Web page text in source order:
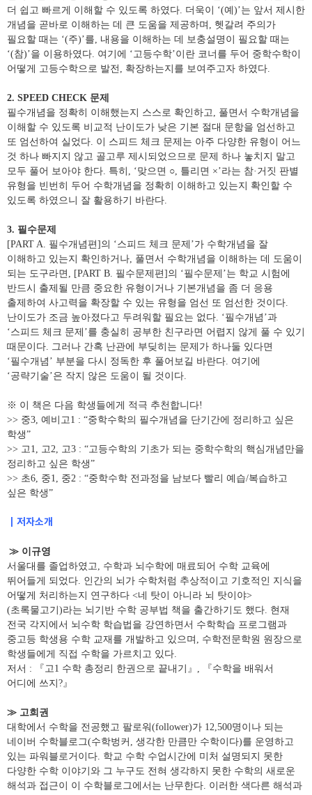
더 쉽고 빠르게 이해할 수 있도록 하였다. 더욱이 ‘(예 )’는 앞서 제시한
개념을 곧바로 이해하는 데 큰 도움을 제공하며 , 헷갈려 주의가
필요할 때는 ‘(주)’를, 내용을 이해하는 데 보충설명이 필요할 때는
‘(참)’을 이용하였다. 여기에 ‘고등수학’이란 코너를 두어 중학수학이
어떻게 고등수학으로 발전 , 확장하는지를 보여주고자 하였다.
2. SPEED CHECK 문제
필수개념을 정확히 이해했는지 스스로 확인하고, 풀면서 수학개념을
이해할 수 있도록 비교적 난이도가 낮은 기본 절대 문항을 엄선하고
또 엄선하여 실었다. 이 스피드 체크 문제는 아주 다양한 유형이 어느
것 하나 빠지지 않고 골고루 제시되었으므로 문제 하나 놓치지 말고
모두 풀어 보아야 한다. 특히 , ‘맞으면 ○, 틀리면 ×’라는 참· 거짓 판별
유형을 빈번히 두어 수학개념을 정확히 이해하고 있는지 확인할 수
있도록 하였으니 잘 활용하기 바란다.
3. 필수문제
[PART A. 필수개념편] 의 ‘스피드 체크 문제 ’가 수학개념을 잘
이해하고 있는지 확인하거나, 풀면서 수학개념을 이해하는 데 도움이
되는 도구라면 , [PART B. 필수문제편] 의 ‘필수문제 ’는 학교 시험에
반드시 출제될 만큼 중요한 유형이거나 기본개념을 좀 더 응용
출제하여 사고력을 확장할 수 있는 유형을 엄선 또 엄선한 것이다.
난이도가 조금 높아졌다고 두려워할 필요는 없다. ‘필수개념 ’과
‘스피드 체크 문제 ’를 충실히 공부한 친구라면 어렵지 않게 풀 수 있기
때문이다. 그러나 간혹 난관에 부딪히는 문제가 하나둘 있다면
‘필수개념 ’ 부분을 다시 정독한 후 풀어보길 바란다. 여기에
‘공략기술’은 작지 않은 도움이 될 것이다.
※ 이 책은 다음 학생들에게 적극 추천합니다!
>> 중3, 예비고1 : “중학수학의 필수개념을 단기간에 정리하고 싶은
학생”
>> 고1, 고2, 고3 : “고등수학의 기초가 되는 중학수학의 핵심개념만을
정리하고 싶은 학생”
>> 초6, 중1, 중2 : “중학수학 전과정을 남보다 빨리 예습/복습하고
싶은 학생”
┃저자소개
≫ 이규영
서울대를 졸업하였고, 수학과 뇌수학에 매료되어 수학 교육에
뛰어들게 되었다. 인간의 뇌가 수학처럼 추상적이고 기호적인 지식을
어떻게 처리하는지 연구하다 <네 탓이 아니라 뇌 탓이야>
(초록물고기 )라는 뇌기반 수학 공부법 책을 출간하기도 했다. 현재
전국 각지에서 뇌수학 학습법을 강연하면서 수학학습 프로그램과
중고등 학생용 수학 교재를 개발하고 있으며 , 수학전문학원 원장으로
학생들에게 직접 수학을 가르치고 있다.
저서 : 『 고1 수학 총정리 한권으로 끝내기 』 , 『 수학을 배워서
어디에 쓰지 ?』
≫ 고희권
대학에서 수학을 전공했고 팔로워 (follower)가 12,500명이나 되는
네이버 수학블로그(수학벙커 , 생각한 만큼만 수학이다)를 운영하고
있는 파워블로거이다. 학교 수학 수업시간에 미처 설명되지 못한
다양한 수학 이야기와 그 누구도 전혀 생각하지 못한 수학의 새로운
해석과 접근이 이 수학블로그에서는 난무한다. 이러한 색다른 해석과